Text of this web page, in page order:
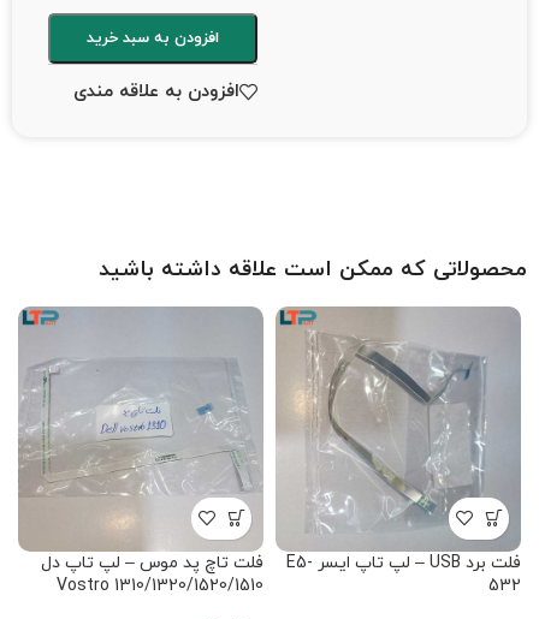
افزودن به سبد خرید
افزودن به علاقه مندی
محصولاتی که ممکن است علاقه داشته باشید
فلت برد USB – لپ تاپ ایسر E5-
532
فلت تاچ پد موس – لپ تاپ دل
Vostro 1310/1320/1520/1510